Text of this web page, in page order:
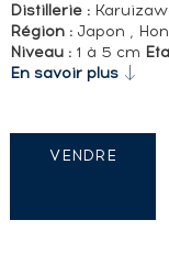
Distillerie :
Région : Japon ,
Niveau :1 à 5 cm
En savoir plus
VENDRE